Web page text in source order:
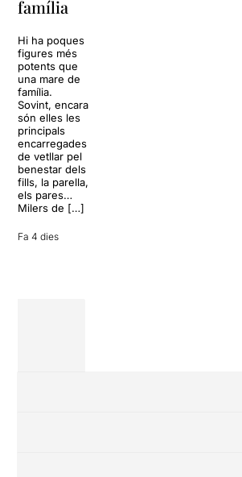
família
Hi ha poques
figures més
potents que
una mare de
família.
Sovint, encara
són elles les
principals
encarregades
de vetllar pel
benestar dels
fills, la parella,
els pares…
Milers de […]
Fa 4 dies